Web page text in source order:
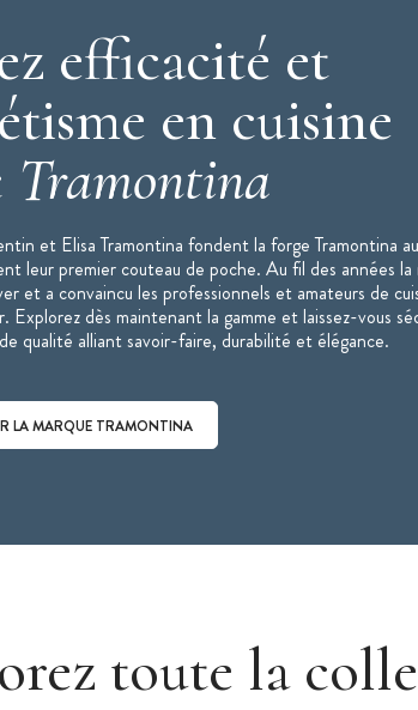
Garantie 5 ans
Collection :Technobois
Origine : Brésil
Marque :Tramontina
efficacité et
en cuisine
Tramontina
et Elisa Tramontina fondent la forge Tramontina
leur premier couteau de poche. Au fil des années la
et a convaincu les professionnels et amateurs de
Explorez dès maintenant la gamme et laissez-vous
qualité alliant savoir-faire, durabilité et élégance.
LA MARQUE TRAMONTINA
toute la